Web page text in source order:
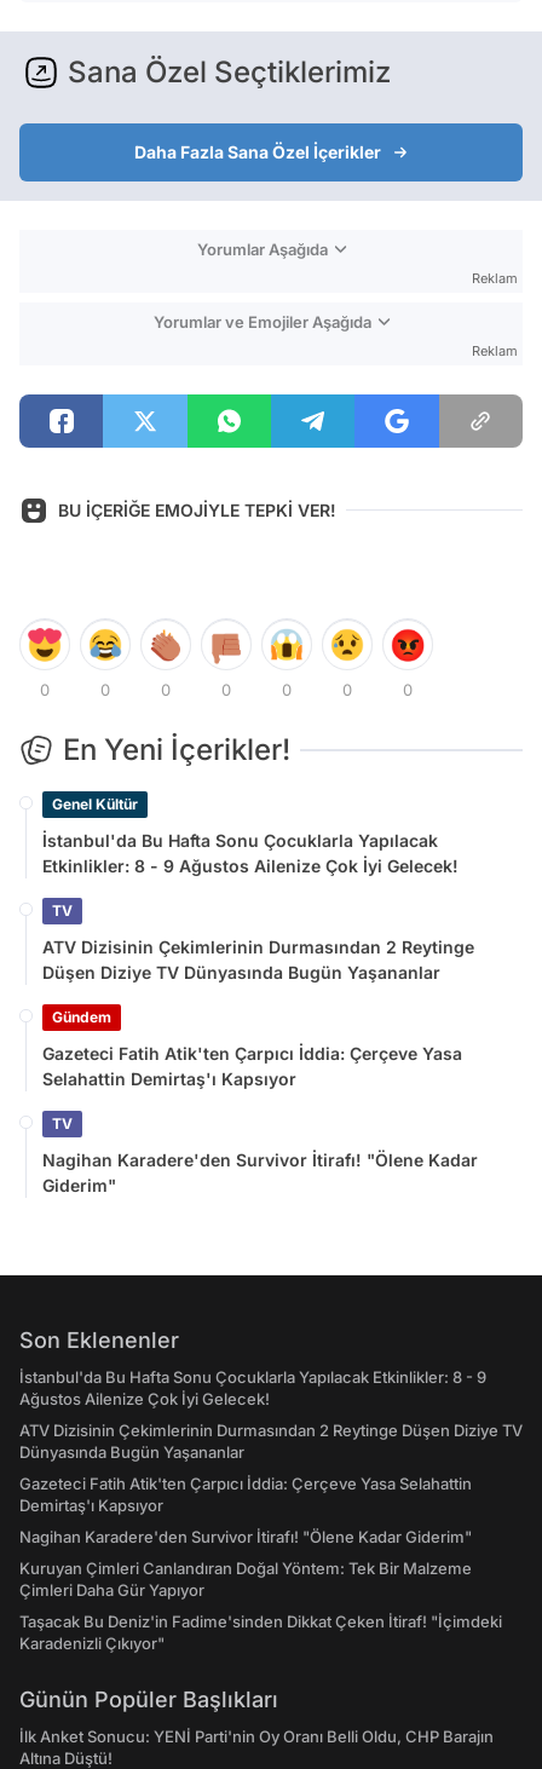
Sana Özel Seçtiklerimiz
Daha Fazla Sana Özel İçerikler
Yorumlar Aşağıda
Reklam
Yorumlar ve Emojiler Aşağıda
Reklam
BU İÇERİĞE EMOJİYLE TEPKİ VER!
0 0 0 0 0 0 0
En Yeni İçerikler!
Genel Kültür
İstanbul'da Bu Hafta Sonu Çocuklarla Yapılacak
Etkinlikler: 8 - 9 Ağustos Ailenize Çok İyi Gelecek!
TV
ATV Dizisinin Çekimlerinin Durmasından 2 Reytinge
Düşen Diziye TV Dünyasında Bugün Yaşananlar
Gündem
Gazeteci Fatih Atik'ten Çarpıcı İddia: Çerçeve Yasa
Selahattin Demirtaş'ı Kapsıyor
TV
Nagihan Karadere'den Survivor İtirafı! "Ölene Kadar
Giderim"
Son Eklenenler
İstanbul'da Bu Hafta Sonu Çocuklarla Yapılacak Etkinlikler: 8 - 9
Ağustos Ailenize Çok İyi Gelecek!
ATV Dizisinin Çekimlerinin Durmasından 2 Reytinge Düşen Diziye TV
Dünyasında Bugün Yaşananlar
Gazeteci Fatih Atik'ten Çarpıcı İddia: Çerçeve Yasa Selahattin
Demirtaş'ı Kapsıyor
Nagihan Karadere'den Survivor İtirafı! "Ölene Kadar Giderim"
Kuruyan Çimleri Canlandıran Doğal Yöntem: Tek Bir Malzeme
Çimleri Daha Gür Yapıyor
Taşacak Bu Deniz'in Fadime'sinden Dikkat Çeken İtiraf! "İçimdeki
Karadenizli Çıkıyor"
Günün Popüler Başlıkları
İlk Anket Sonucu: YENİ Parti'nin Oy Oranı Belli Oldu, CHP Barajın
Altına Düştü!